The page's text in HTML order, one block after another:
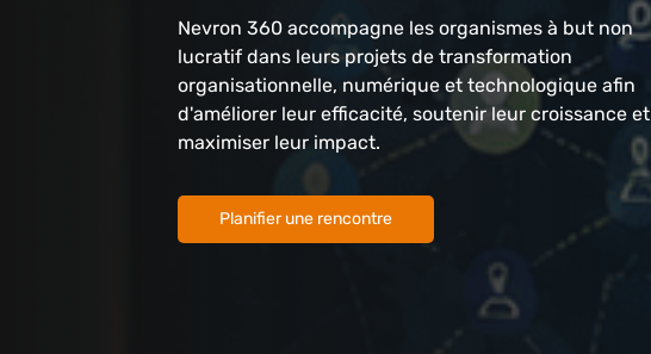
Nevron 360 accompagne les organismes à but non
lucratif dans leurs projets de transformation
organisationnelle, numérique et technologique afin
d'améliorer leur efficacité, soutenir leur croissance et
maximiser leur impact.
Planifier une rencontre